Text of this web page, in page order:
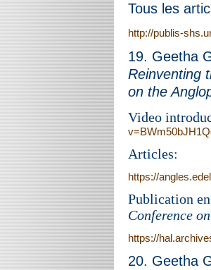
Tous les
http://publis-
19. Geetha
Reinventing
on the
Video
Articles:
https://
Publication
Conference
https://
20. Geetha